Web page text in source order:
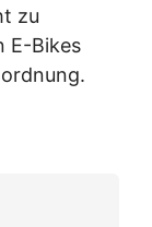
zu
E-Bikes